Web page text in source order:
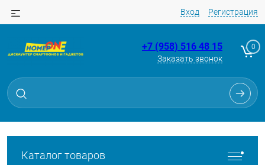
Вход Регистрация
+7 (958) 516 48 15
Заказать звонок
0
Каталог товаров
Для клиентов всех банков
Разбейте
без переплат